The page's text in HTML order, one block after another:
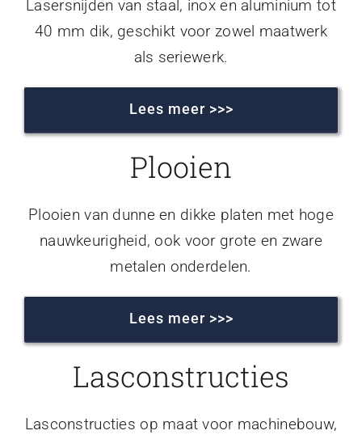
Lasersnijden van staal, inox en aluminium tot
40 mm dik, geschikt voor zowel maatwerk
als seriewerk.
Lees meer >>>
Plooien
Plooien van dunne en dikke platen met hoge
nauwkeurigheid, ook voor grote en zware
metalen onderdelen.
Lees meer >>>
Lasconstructies
Lasconstructies op maat voor machinebouw,